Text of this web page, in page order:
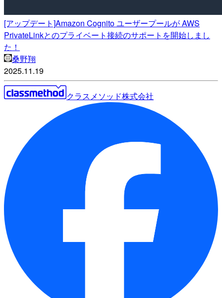
[アップデート]Amazon Cognito ユーザープールが AWS
PrivateLinkとのプライベート接続のサポートを開始しまし
た！
桑野翔
2025.11.19
クラスメソッド株式会社